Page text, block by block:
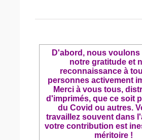
D'abord, nous voulons
notre gratitude et
reconnaissance à
personnes activement
Merci à vous tous,
d'imprimés, que ce soit
du Covid ou autres.
travaillez souvent dans
votre contribution est
méritoire !